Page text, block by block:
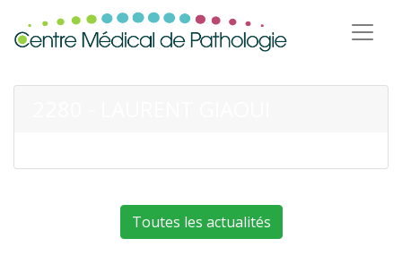
Toutes les actualités